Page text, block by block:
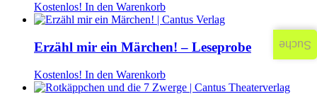
Kostenlos! In den Warenkorb
Erzähl mir ein Märchen! – Leseprobe
Kostenlos! In den Warenkorb
Suche